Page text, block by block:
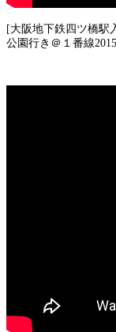
[大阪地下鉄四ツ橋駅
公園行き＠１番線